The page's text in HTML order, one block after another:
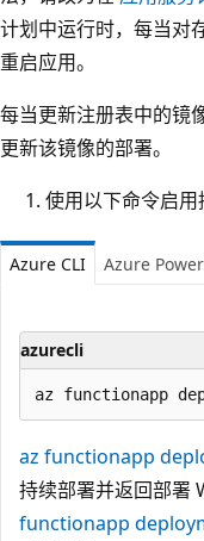
计划中运行时，每当对
重启应用。
每当更新注册表中的镜
更新该镜像的部署。
使用以下命令启用
Azure CLI Azure
azurecli
az functionapp
持续部署并返回部署
functionapp